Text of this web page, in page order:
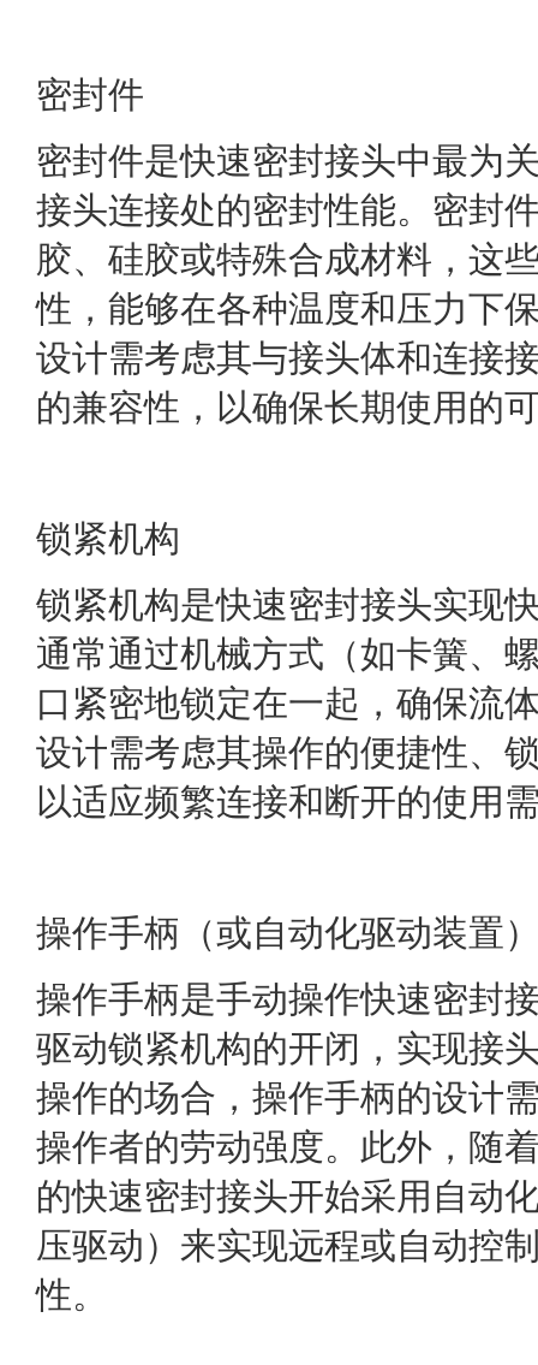
密封件
密封件是快速密封接头中最为
接头连接处的密封性能。密封
胶、硅胶或特殊合成材料，这
性，能够在各种温度和压力下
设计需考虑其与接头体和连接
的兼容性，以确保长期使用的
锁紧机构
锁紧机构是快速密封接头实现
通常通过机械方式（如卡簧、
口紧密地锁定在一起，确保流
设计需考虑其操作的便捷性、
以适应频繁连接和断开的使用
操作手柄（或自动化驱动装置
操作手柄是手动操作快速密封
驱动锁紧机构的开闭，实现接
操作的场合，操作手柄的设计
操作者的劳动强度。此外，随
的快速密封接头开始采用自动
压驱动）来实现远程或自动控
性。